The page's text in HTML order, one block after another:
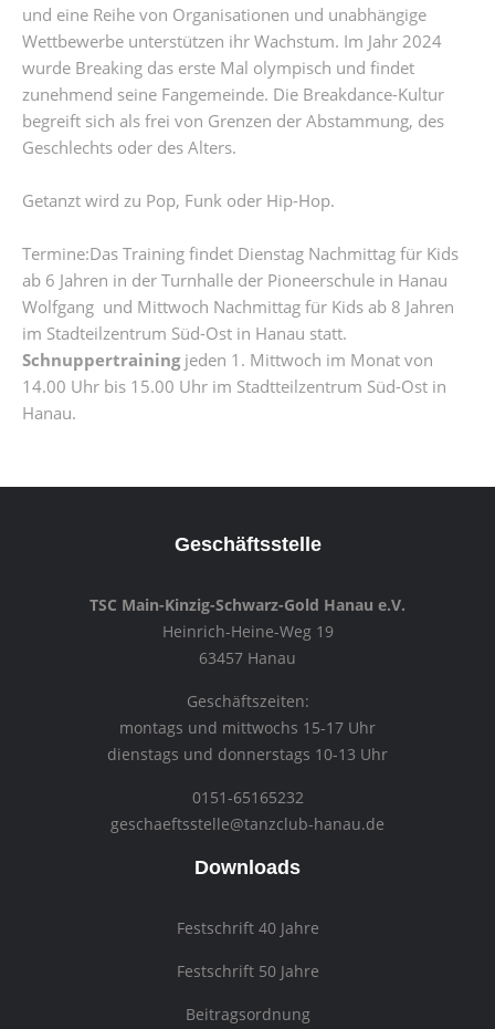
und eine Reihe von Organisationen und unabhängige
Wettbewerbe unterstützen ihr Wachstum. Im Jahr 2024
wurde Breaking das erste Mal olympisch und findet
zunehmend seine Fangemeinde. Die Breakdance-Kultur
begreift sich als frei von Grenzen der Abstammung, des
Geschlechts oder des Alters.
Getanzt wird zu Pop, Funk oder Hip-Hop.
Termine:Das Training findet Dienstag Nachmittag für Kids
ab 6 Jahren in der Turnhalle der Pioneerschule in Hanau
Wolfgang und Mittwoch Nachmittag für Kids ab 8 Jahren
im Stadteilzentrum Süd-Ost in Hanau statt.
Schnuppertrainingjeden 1. Mittwoch im Monat von
14.00 Uhr bis 15.00 Uhr im Stadtteilzentrum Süd-Ost in
Hanau.
Geschäftsstelle
TSC Main-Kinzig-Schwarz-Gold Hanau e.V.
Heinrich-Heine-Weg 19
63457 Hanau
Geschäftszeiten:
montags und mittwochs 15-17 Uhr
dienstags und donnerstags 10-13 Uhr
0151-65165232
geschaeftsstelle@tanzclub-hanau.de
Downloads
Festschrift 40 Jahre
Festschrift 50 Jahre
Beitragsordnung